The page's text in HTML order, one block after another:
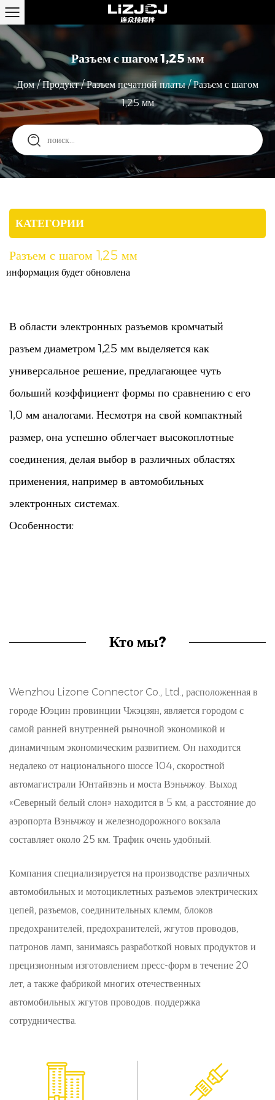
Разъем с шагом 1,25 мм
Дом/Продукт/Разъем печатной платы/Разъем с шагом
1,25 мм
КАТЕГОРИИ
Разъем с шагом 1,25 мм
информация будет обновлена
В области электронных разъемов кромчатый
разъем диаметром 1,25 мм выделяется как
универсальное решение, предлагающее чуть
больший коэффициент формы по сравнению с его
1,0 мм аналогами. Несмотря на свой компактный
размер, она успешно облегчает высокоплотные
соединения, делая выбор в различных областях
применения, например в автомобильных
электронных системах.
Особенности:
обеспечивает простоту обработки и сборки, что
хорошей долговечностью, способной выдерживать
тяжелые условия и механический стресс. Кроме
того, их совместимость с автоматизированным
сборочным оборудованием повышает
выбором для серийного производства.
Автомобильная электроника: наши 1,25мм
разъемы с шагом находят широкое применение в
автомобильных электронных системах, где
высокоплотные соединения необходимы для
хорошей производительности. От устройств
управления двигателем до информационно-
развлекательных систем эти соединители
бесперебойную работу транспортных средств. Их
Кто мы?
Wenzhou Lizone Connector Co., Ltd., расположенная в
городе Юэцин провинции Чжэцзян, является городом с
самой ранней внутренней рыночной экономикой и
динамичным экономическим развитием. Он находится
недалеко от национального шоссе 104, скоростной
автомагистрали Юнтайвэнь и моста Вэньчжоу. Выход
«Северный белый слон» находится в 5 км, а расстояние до
аэропорта Вэньчжоу и железнодорожного вокзала
составляет около 25 км. Трафик очень удобный.
Компания специализируется на производстве различных
автомобильных и мотоциклетных разъемов электрических
цепей, разъемов, соединительных клемм, блоков
предохранителей, предохранителей, жгутов проводов,
патронов ламп, занимаясь разработкой новых продуктов и
прецизионным изготовлением пресс-форм в течение 20
лет, а также фабрикой многих отечественных
автомобильных жгутов проводов. поддержка
сотрудничества.